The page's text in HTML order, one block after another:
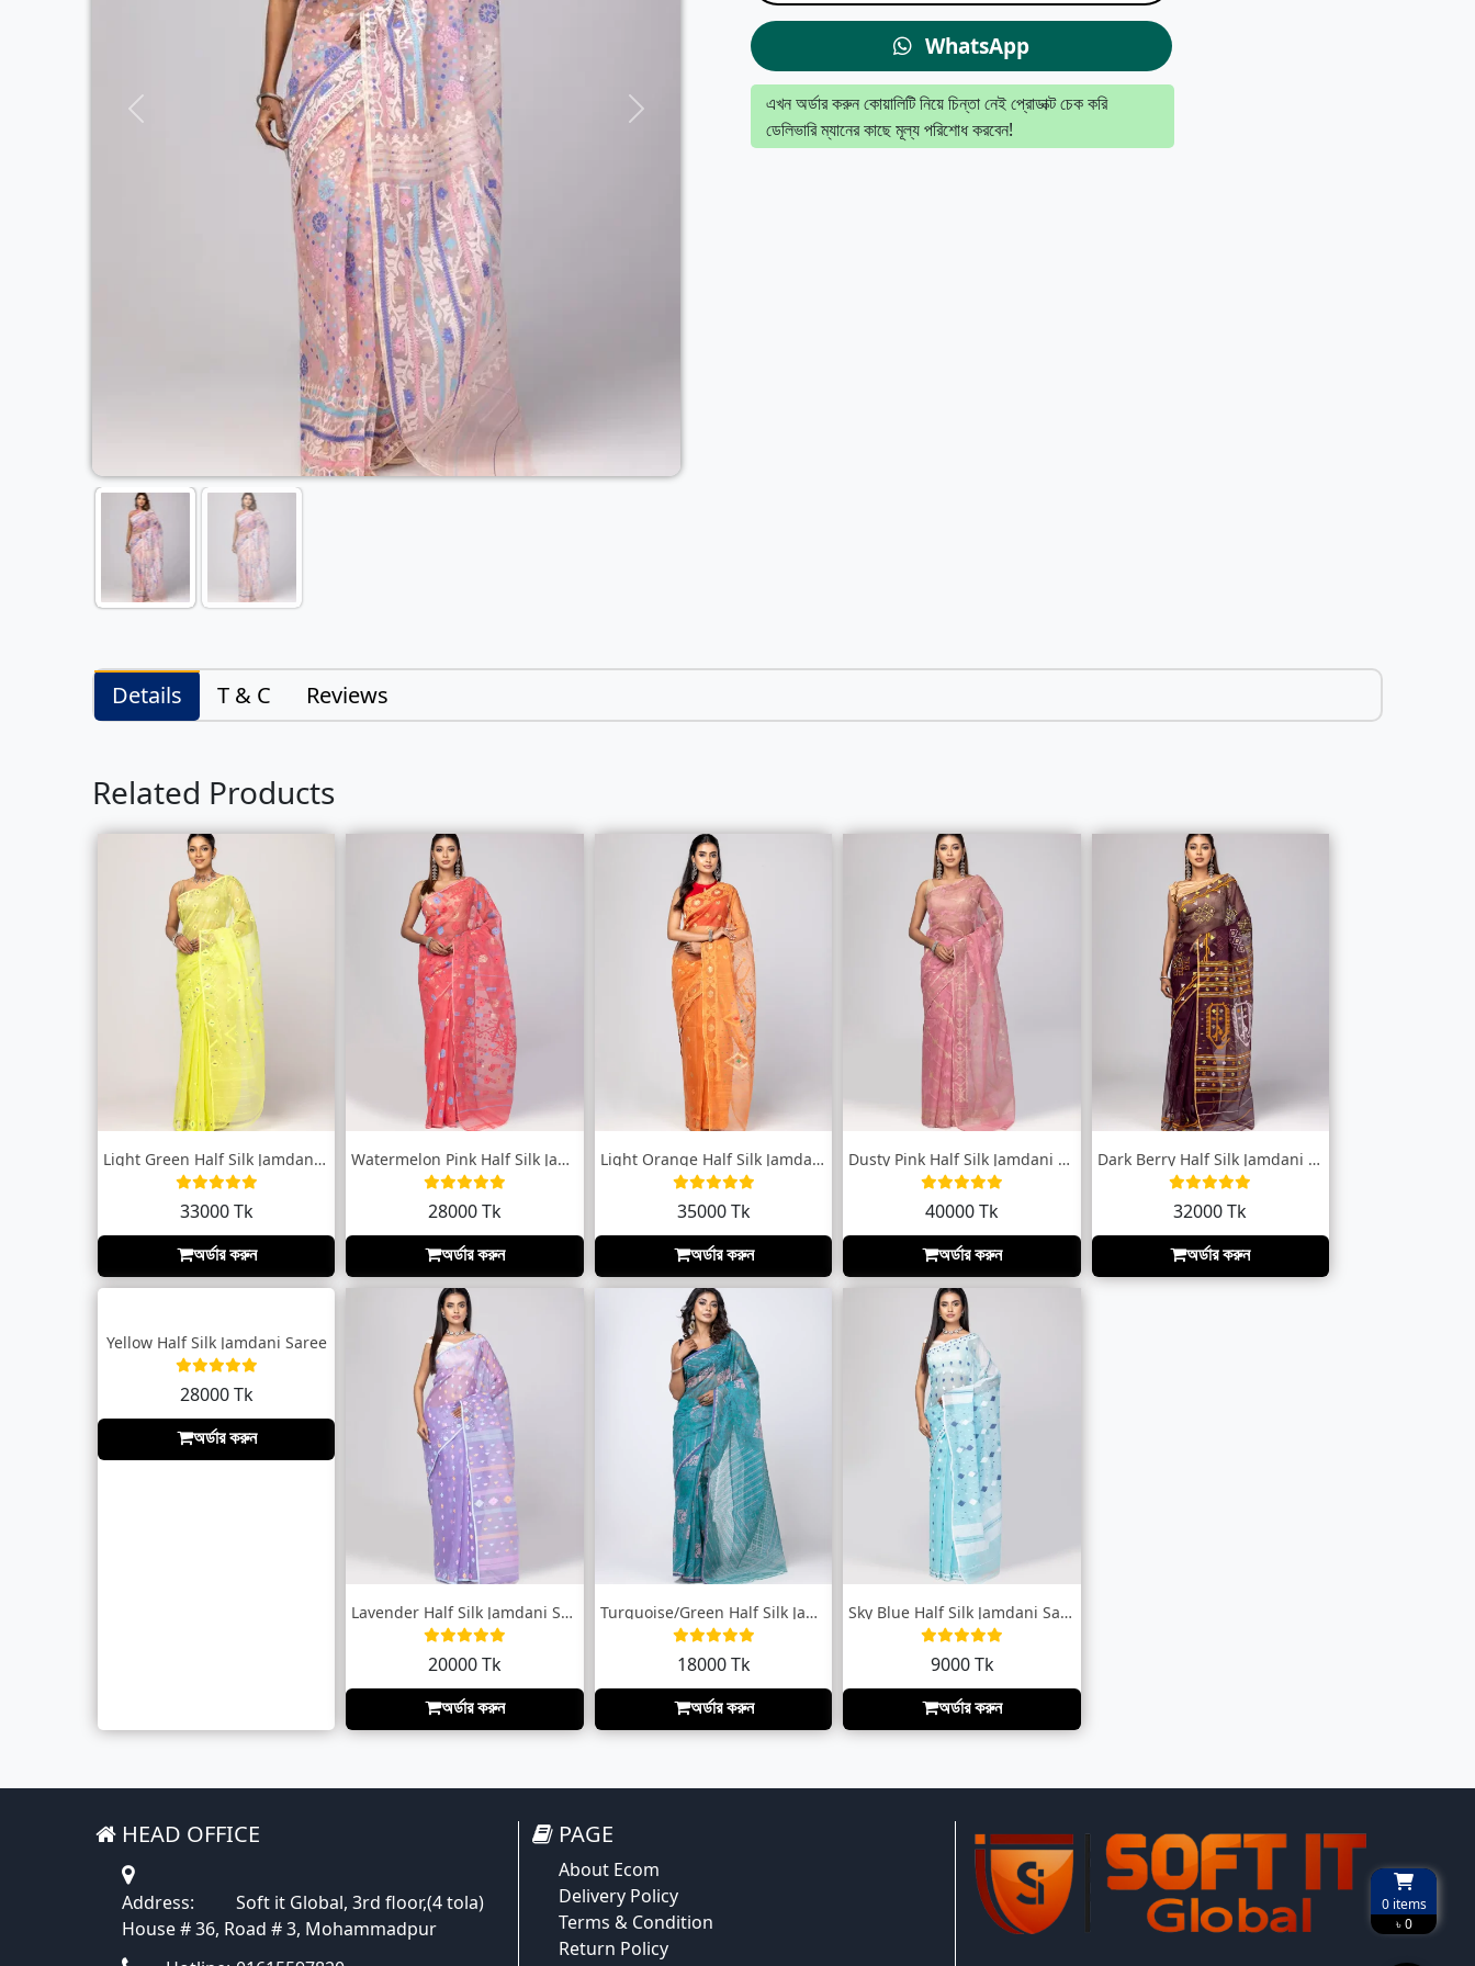
0items
৳ 0
WhatsApp
এখন অর্ডার করুন কোয়ালিটি নিয়ে চিন্তা নেই প্রোডাক্ট চেক করি
ডেলিভারি ম্যানের কাছে মূল্য পরিশোধ করবেন!
Details T & C Reviews
Related Products
Light Green Half Silk Jamdani Saree
33000 Tk
অর্ডার করুন
Watermelon Pink Half Silk Jamdani Saree
28000 Tk
অর্ডার করুন
Light Orange Half Silk Jamdani Saree
35000 Tk
অর্ডার করুন
Dusty Pink Half Silk Jamdani Saree
40000 Tk
অর্ডার করুন
Dark Berry Half Silk Jamdani Saree
32000 Tk
অর্ডার করুন
Yellow Half Silk Jamdani Saree
28000 Tk
অর্ডার করুন
Lavender Half Silk Jamdani Saree
20000 Tk
অর্ডার করুন
Turquoise/Green Half Silk Jamdani Saree
18000 Tk
অর্ডার করুন
Sky Blue Half Silk Jamdani Saree
9000 Tk
অর্ডার করুন
HEAD OFFICE
Address:
Soft it Global, 3rd floor,(4 tola)
House # 36, Road # 3, Mohammadpur
PAGE
About Ecom
Delivery Policy
Terms & Condition
Return Policy